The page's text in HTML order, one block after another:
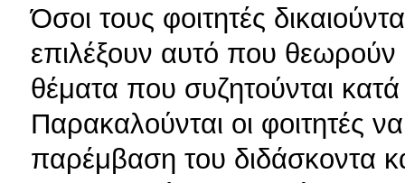
Όσοι τους φοιτητές
επιλέξουν αυτό που θεωρούν
θέματα που συζητούνται
Παρακαλούνται οι φοιτητές
παρέμβαση του διδάσκοντα